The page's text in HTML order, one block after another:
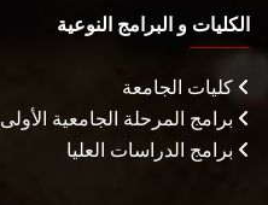
الكليات و البرامج النوعية
كليات الجامعة
برامج المرحلة الجامعية الأولى
برامج الدراسات العليا